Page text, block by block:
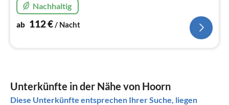
Nachhaltig
ab 112€/ Nacht
Unterkünfte in der Nähe von Hoorn
Diese Unterkünfte entsprechen Ihrer Suche, liegen